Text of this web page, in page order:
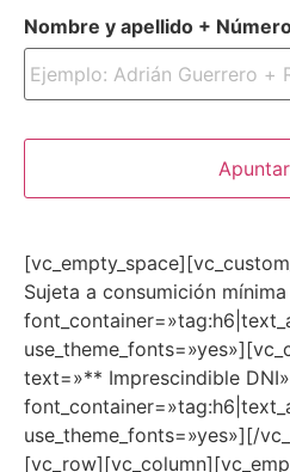
Nombre y apellido +
Sujeta a consumición
text=»** Imprescindible DNI»
use_theme_fonts=»yes»][/